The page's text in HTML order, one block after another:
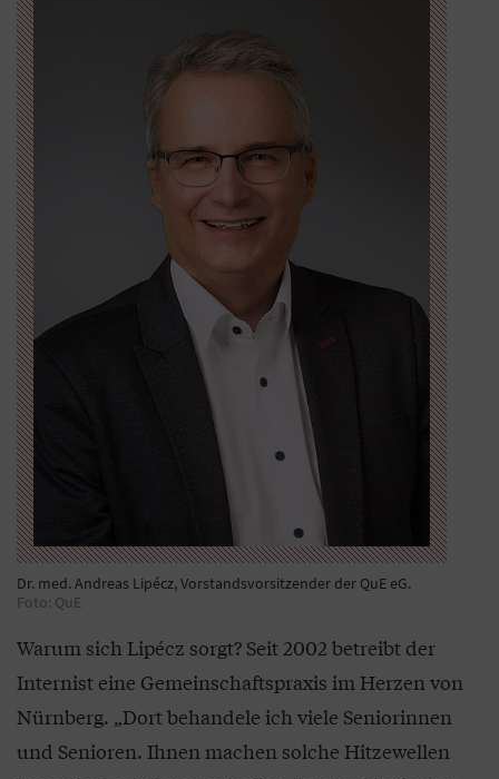
Dr. med. Andreas Lipécz, Vorstandsvorsitzender der QuE eG.
Foto: QuE
Warum sich Lipécz sorgt? Seit 2002 betreibt der
Internist eine Gemeinschaftspraxis im Herzen von
Nürnberg. „Dort behandele ich viele Seniorinnen
und Senioren. Ihnen machen solche Hitzewellen